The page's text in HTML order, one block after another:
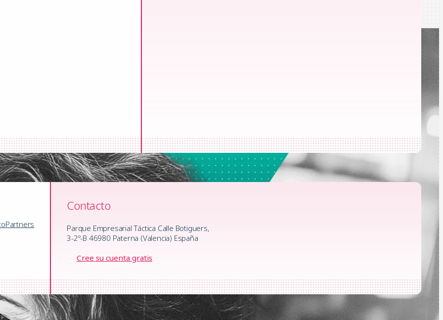
Partners
Contacto
Parque Empresarial Táctica Calle Botiguers,
3-2º-B 46980 Paterna (Valencia) España
Cree su cuenta gratis